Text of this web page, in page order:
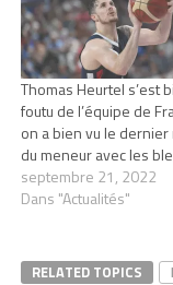
Thomas Heurtel s’est
foutu de l’équipe de
on a bien vu le dernier
du meneur avec les
septembre 21, 2022
Dans "Actualités"
RELATED TOPICS